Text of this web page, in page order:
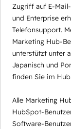
Zugriff auf E-
und Enterprise
Telefonsupport.
Marketing Hub-
unterstützt unter
Japanisch und
finden Sie im
Alle Marketing
HubSpot-
Software-